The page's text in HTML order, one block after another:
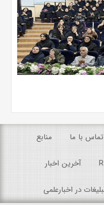
تماس با ما منابع
آخرین اخبار
در اخبارعلمی